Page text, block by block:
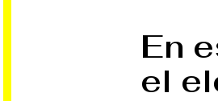
En
el